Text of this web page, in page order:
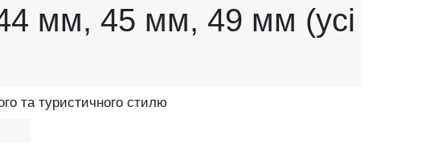
мм, 45 мм, 49 мм (усі
та туристичного стилю